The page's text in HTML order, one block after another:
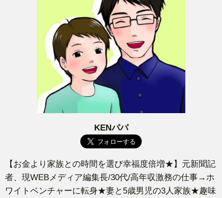
KENパパ
【お金より家族との時間を選び幸福度倍増★】元新聞記
者、現WEBメディア編集長/30代/高年収激務の仕事→ホ
ワイトベンチャーに転身★妻と5歳男児の3人家族★趣味